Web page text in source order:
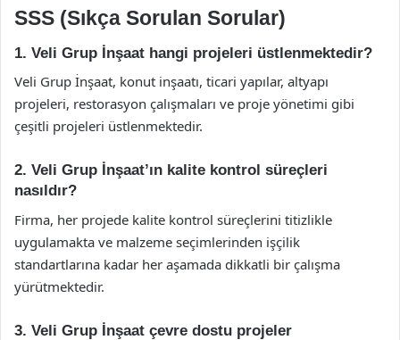
SSS (Sıkça Sorulan Sorular)
1. Veli Grup İnşaat hangi projeleri üstlenmektedir?
Veli Grup İnşaat, konut inşaatı, ticari yapılar, altyapı
projeleri, restorasyon çalışmaları ve proje yönetimi gibi
çeşitli projeleri üstlenmektedir.
2. Veli Grup İnşaat’ın kalite kontrol süreçleri
nasıldır?
Firma, her projede kalite kontrol süreçlerini titizlikle
uygulamakta ve malzeme seçimlerinden işçilik
standartlarına kadar her aşamada dikkatli bir çalışma
yürütmektedir.
3. Veli Grup İnşaat çevre dostu projeler